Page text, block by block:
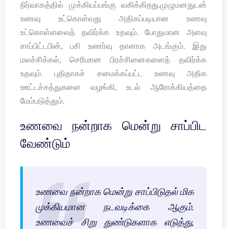
நிர்வாகத்தில் முக்கியப்பங்கு வகிக்கிறது.முழுமனதுடன்
உணவு உட்கொள்வது அதிகப்படியான உணவு
உட்கொள்ளலைத் தவிர்க்க உதவும். போதுமான அளவு
சாப்பிட்டபின், பசி உணர்வு தானாக அடங்கும். இது
மலச்சிக்கல், செரிமான பிரச்சினைகளைத் தவிர்க்க
உதவும். புதிதாகச் சமைக்கப்பட்ட உணவு அதிக
ஊட்டச்சத்துகளை வழங்கி, உடல் ஆரோக்கியத்தை
மேம்படுத்தும்.
உணவை நன்றாக மென்று சாப்பிட
வேண்டும்
உணவை நன்றாக மென்று சாப்பிடுதல் மிக
முக்கியமான நடவடிக்கை ஆகும்.
உணவைச் சிறு துண்டுகளாக எடுத்து,